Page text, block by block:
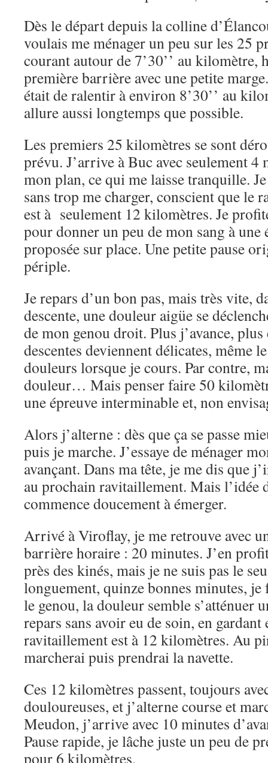
Dès le départ depuis la colline
voulais me ménager un peu sur les 25
courant autour de 7’30’’ au kilomètre,
première barrière avec une petite
était de ralentir à environ 8’30’’ au
allure aussi longtemps que possible.
Les premiers 25 kilomètres se sont
prévu. J’arrive à Buc avec seulement 4
mon plan, ce qui me laisse tranquille.
sans trop me charger, conscient que le
est à seulement 12 kilomètres. Je
pour donner un peu de mon sang à une
proposée sur place. Une petite pause
périple.
Je repars d’un bon pas, mais très vite,
descente, une douleur aigüe se
de mon genou droit. Plus j’avance,
descentes deviennent délicates, même
douleurs lorsque je cours. Par contre,
douleur… Mais penser faire 50
une épreuve interminable et, non
Alors j’alterne : dès que ça se passe
puis je marche. J’essaye de ménager
avançant. Dans ma tête, je me dis que
au prochain ravitaillement. Mais l’idée
commence doucement à émerger.
Arrivé à Viroflay, je me retrouve avec
barrière horaire : 20 minutes. J’en
près des kinés, mais je ne suis pas le
longuement, quinze bonnes minutes, je
le genou, la douleur semble s’atténuer
repars sans avoir eu de soin, en
ravitaillement est à 12 kilomètres. Au
marcherai puis prendrai la navette.
Ces 12 kilomètres passent, toujours
douloureuses, et j’alterne course et
Meudon, j’arrive avec 10 minutes
Pause rapide, je lâche juste un peu de
pour 6 kilomètres.